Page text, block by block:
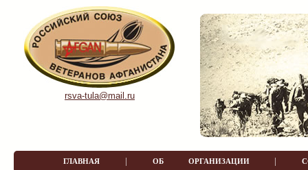
rsva-tula@mail.ru
ГЛАВНАЯ | ОБ ОРГАНИЗАЦИИ |